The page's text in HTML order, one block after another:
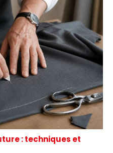
: techniques et